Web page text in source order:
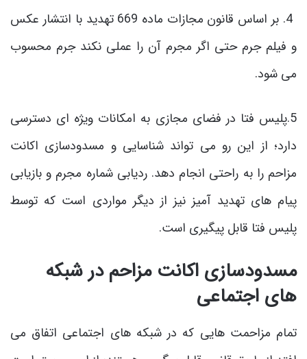
4. بر اساس قانون مجازات ماده 669 تهدید با انتشار عکس
و فیلم جرم حتی اگر مجرم آن را عملی نکند جرم محسوب
می شود.
5.پلیس فتا در فضای مجازی به امکانات ویژه ای دسترسی
دارد؛ از این رو می تواند شناسایی و مسدودسازی اکانت
مزاحم را به راحتی انجام دهد. ردیابی شماره مجرم و بازیابی
پیام های تهدید آمیز نیز از دیگر مواردی است که توسط
پلیس فتا قابل پیگیری است.
مسدودسازی اکانت مزاحم در شبکه
های اجتماعی
تمام مزاحمت هایی که در شبکه های اجتماعی اتفاق می